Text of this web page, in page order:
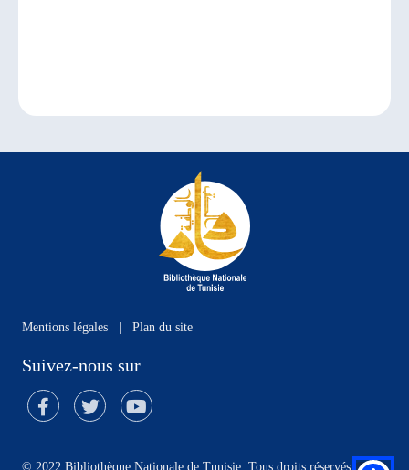
Mentions légales | Plan du site
Suivez-nous sur
© 2022 Bibliothèque Nationale de Tunisie. Tous droits réservés.